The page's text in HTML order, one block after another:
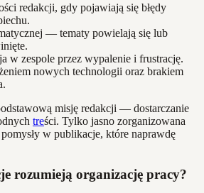
redakcji, gdy pojawiają się błędy
— tematy powielają się lub
w zespole przez wypalenie i frustrację.
nowych technologii oraz brakiem
misję redakcji — dostarczanie
treści. Tylko jasno zorganizowana
w publikacje, które naprawdę
rozumieją organizację pracy?